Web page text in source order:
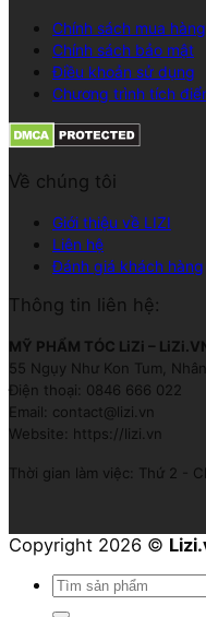
Chính sách mua hàng
Chính sách bảo mật
Điều khoản sử dụng
Chương trình tích
Về chúng tôi
Giới thiệu về LIZI
Liên hệ
Đánh giá khách hàng
Thông tin liên hệ:
MỸ PHẨM TÓC LiZi –
55 Ngụy Như Kon Tum,
Điện thoại: 0846 666 022
Email: contact@lizi.vn
Website: https://lizi.vn
Thời gian làm việc: Thứ 2 -
Copyright 2026 ©
Tìm
kiếm: